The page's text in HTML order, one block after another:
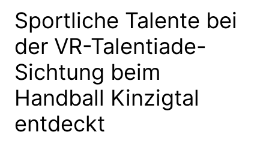
Sportliche Talente bei
der VR-Talentiade-
Sichtung beim
Handball Kinzigtal
entdeckt